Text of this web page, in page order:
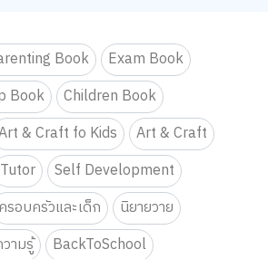
Book
Exam Book
Book
Children Book
& Craft fo Kids
Art & Craft
Tutor
Self Development
ครอบครัวและเด็ก
นิยายวาย
ามรู้
BackToSchool